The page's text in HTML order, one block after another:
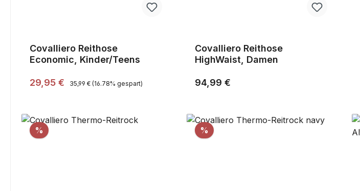
Covalliero Reithose
Economic, Kinder/Teens
Verkaufspreis:
29,95 € Regulärer Preis:
35,99 € (16.78% gespart)
Covalliero Reithose
HighWaist, Damen
Regulärer Preis:
94,99 €
% Rabatt % Rabatt